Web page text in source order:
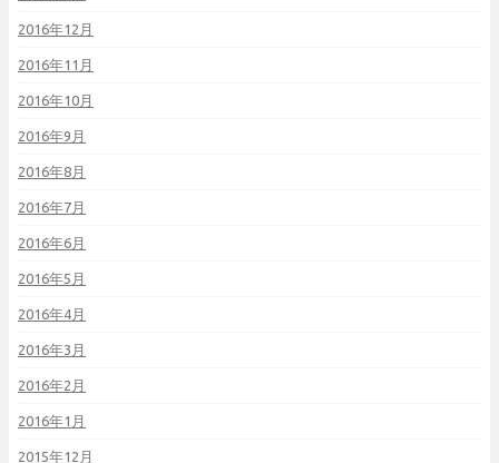
2016年12月
2016年11月
2016年10月
2016年9月
2016年8月
2016年7月
2016年6月
2016年5月
2016年4月
2016年3月
2016年2月
2016年1月
2015年12月